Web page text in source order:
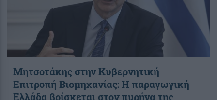
Μητσοτάκης στην Κυβερνητική
Επιτροπή Βιομηχανίας: Η παραγωγική
Ελλάδα βρίσκεται στον πυρήνα της